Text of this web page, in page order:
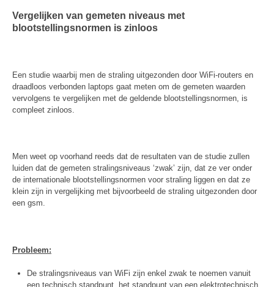
Vergelijken van gemeten niveaus met
blootstellingsnormen is zinloos
Een studie waarbij men de straling uitgezonden door WiFi-routers en
draadloos verbonden laptops gaat meten om de gemeten waarden
vervolgens te vergelijken met de geldende blootstellingsnormen, is
compleet zinloos.
Men weet op voorhand reeds dat de resultaten van de studie zullen
luiden dat de gemeten stralingsniveaus ‘zwak’ zijn, dat ze ver onder
de internationale blootstellingsnormen voor straling liggen en dat ze
klein zijn in vergelijking met bijvoorbeeld de straling uitgezonden door
een gsm.
Probleem:
De stralingsniveaus van WiFi zijn enkel zwak te noemen vanuit
een technisch standpunt, het standpunt van een elektrotechnisch